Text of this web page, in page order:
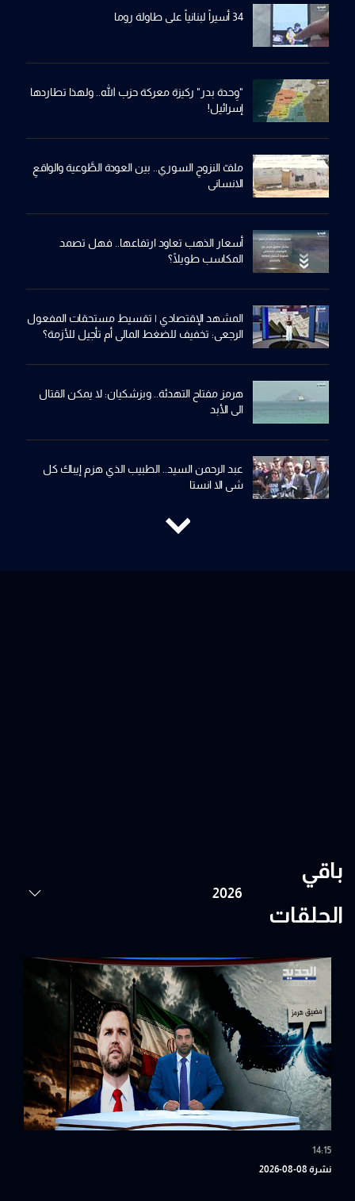
34 أسيراً لبنانياً على طاولة روما
"وِحدة بدر" ركيزة معركة حزب الله.. ولهذا تطاردها
إسرائيل!
ملفّ النزوحِ السوري.. بين العودة الطَّوعية والواقعِ
الانساني
أسعار الذهب تعاود ارتفاعها.. فهل تصمد
المكاسب طويلًا؟
المشهد الإقتصادي | تقسيط مستحقات المفعول
الرجعي: تخفيف للضغط المالي أم تأجيل للأزمة؟
هرمز مفتاح التهدئة.. وبزشكيان: لا يمكن القتال
الى الأبد
عبد الرحمن السيد.. الطبيب الذي هزم إيباك كل
شي الا انستا
باقي
الحلقات
14:15
نشرة 08-08-2026